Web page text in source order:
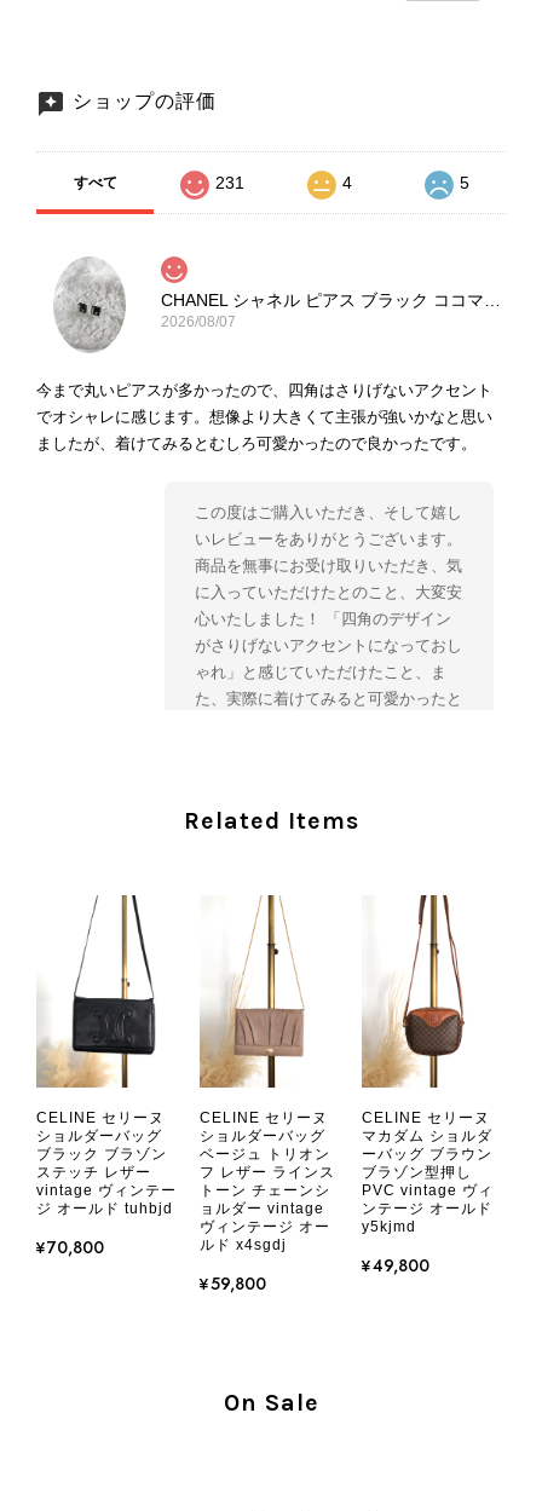
ショップの評価
すべて 231 4 5
CHANEL シャネル ピアス ブラック ココマーク ストーン vintage ヴィンテージ オールド yg33jb
2026/08/07
今まで丸いピアスが多かったので、四角はさりげないアクセント
でオシャレに感じます。想像より大きくて主張が強いかなと思い
ましたが、着けてみるとむしろ可愛かったので良かったです。
この度はご購入いただき、そして嬉し
いレビューをありがとうございます。
商品を無事にお受け取りいただき、気
に入っていただけたとのこと、大変安
心いたしました！ 「四角のデザイン
がさりげないアクセントになっておし
ゃれ」と感じていただけたこと、ま
た、実際に着けてみると可愛かったと
ご愛用いただけましたら幸いです。
談ください。 またご縁がございまし
たら、ぜひよろしくお願いいたしま
す。 VintageShop solo
2026/08/05
とても気に入りました、目立たないシャネルのロゴがとてもいい
です
この度はご購入いただき、そして素敵
心いたしました。 また、商品からヴ
Related Items
CELINE セリーヌ
ショルダーバッグ
ブラック ブラゾン
ステッチ レザー
vintage ヴィンテー
ジ オールド tuhbjd
¥70,800
CELINE セリーヌ
ショルダーバッグ
ベージュ トリオン
フ レザー ラインス
トーン チェーンシ
ョルダー vintage
ヴィンテージ オー
ルド x4sgdj
¥59,800
CELINE セリーヌ
マカダム ショルダ
ーバッグ ブラウン
ブラゾン型押し
PVC vintage ヴィ
ンテージ オールド
y5kjmd
¥49,800
On Sale